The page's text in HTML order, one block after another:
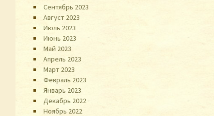
Сентябрь 2023
Август 2023
Июль 2023
Июнь 2023
Май 2023
Апрель 2023
Март 2023
Февраль 2023
Январь 2023
Декабрь 2022
Ноябрь 2022